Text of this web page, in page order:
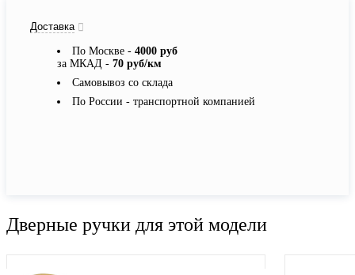
Доставка
По Москве - 4000 руб
за МКАД - 70 руб/км
Самовывоз со склада
По России - транспортной компанией
Дверные ручки для этой модели